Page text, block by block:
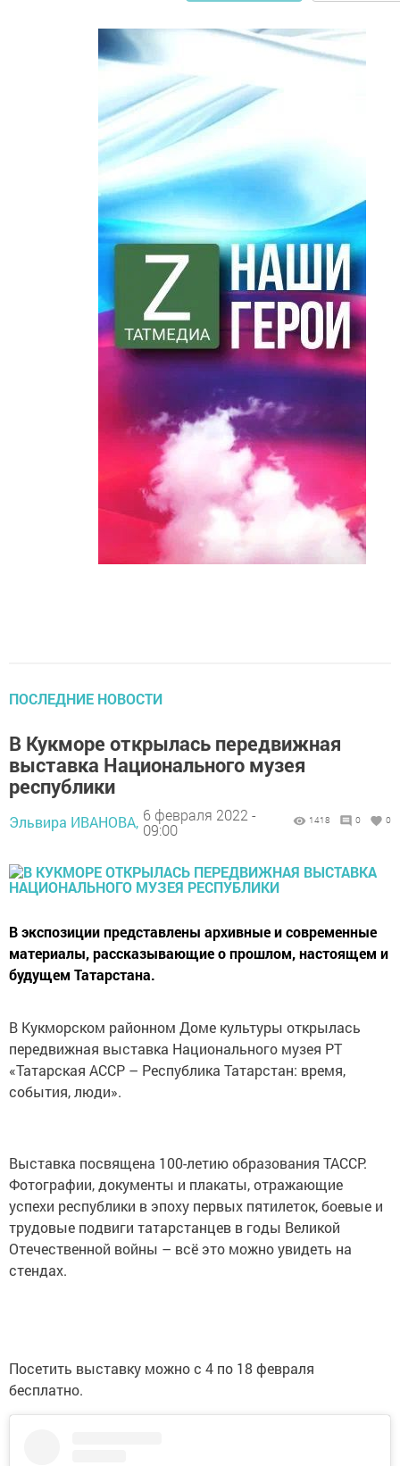
ПОСЛЕДНИЕ НОВОСТИ
В Кукморе открылась передвижная
выставка Национального музея
республики
Эльвира ИВАНОВА, 6 февраля 2022 -
09:00
1418 0 0
В экспозиции представлены архивные и современные
материалы, рассказывающие о прошлом, настоящем и
будущем Татарстана.
В Кукморском районном Доме культуры открылась
передвижная выставка Национального музея РТ
«Татарская АССР – Республика Татарстан: время,
события, люди».
Выставка посвящена 100-летию образования ТАССР.
Фотографии, документы и плакаты, отражающие
успехи республики в эпоху первых пятилеток, боевые и
трудовые подвиги татарстанцев в годы Великой
Отечественной войны – всё это можно увидеть на
стендах.
Посетить выставку можно с 4 по 18 февраля
бесплатно.